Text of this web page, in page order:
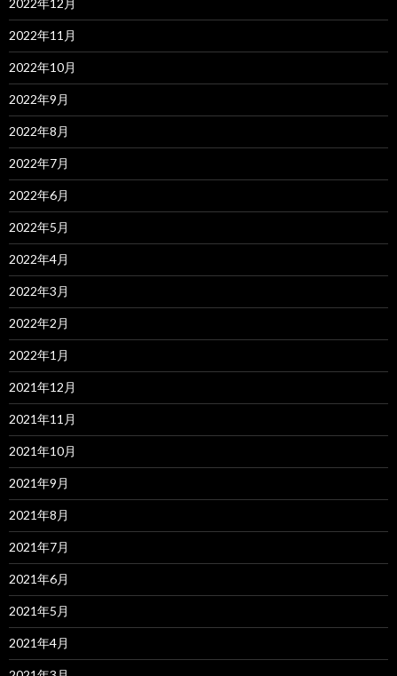
2022年12月
2022年11月
2022年10月
2022年9月
2022年8月
2022年7月
2022年6月
2022年5月
2022年4月
2022年3月
2022年2月
2022年1月
2021年12月
2021年11月
2021年10月
2021年9月
2021年8月
2021年7月
2021年6月
2021年5月
2021年4月